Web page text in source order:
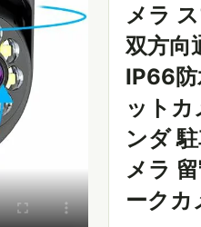
メラ
双方向
IP66
ットカ
ンダ
メラ
ークカ